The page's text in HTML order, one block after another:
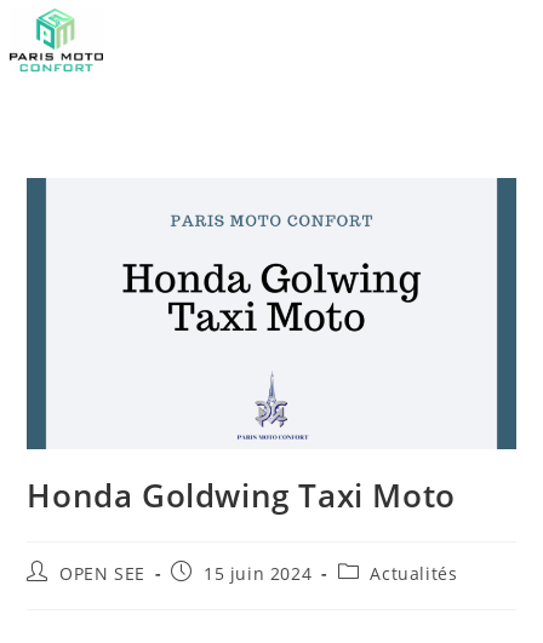
Honda Goldwing Taxi Moto
OPEN SEE 15 juin 2024 Actualités